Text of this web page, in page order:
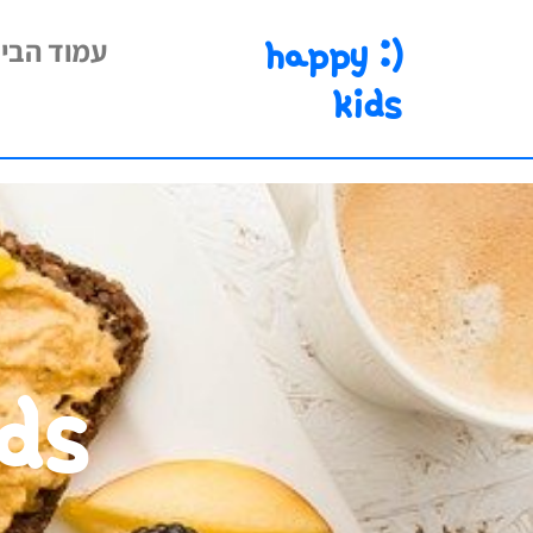
happy :)
kids
עמוד